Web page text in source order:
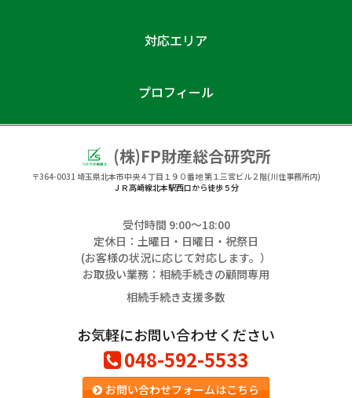
対応エリア
プロフィール
(株)FP財産総合研究所
〒364-0031 埼玉県北本市中央４丁目１９０番地 第１三宮ビル２階(川住事務所内)
ＪＲ高崎線北本駅西口から徒歩５分
受付時間 9:00〜18:00
定休日：土曜日・日曜日・祝祭日
(お客様の状況に応じて対応します。）
お取扱い業務：相続手続きの顧問専用
相続手続き支援多数
お気軽にお問い合わせください
048-592-5533
お問い合わせフォームはこちら